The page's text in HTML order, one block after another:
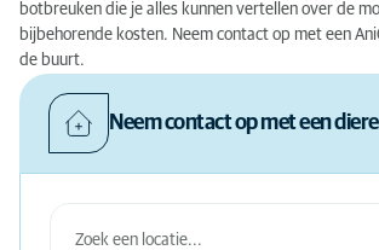
botbreuken die je alles kunnen vertellen over de
bijbehorende kosten. Neem contact op met een
de buurt.
Neem contact op met een